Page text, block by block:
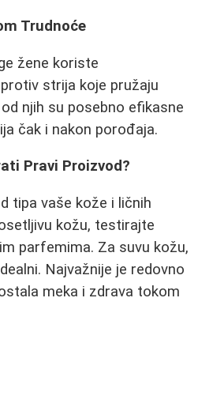
Trudnoće
žene koriste
strija koje pružaju
njih su posebno efikasne
čak i nakon porođaja.
Pravi Proizvod?
tipa vaše kože i ličnih
kožu, testirajte
parfemima. Za suvu kožu,
Najvažnije je redovno
meka i zdrava tokom